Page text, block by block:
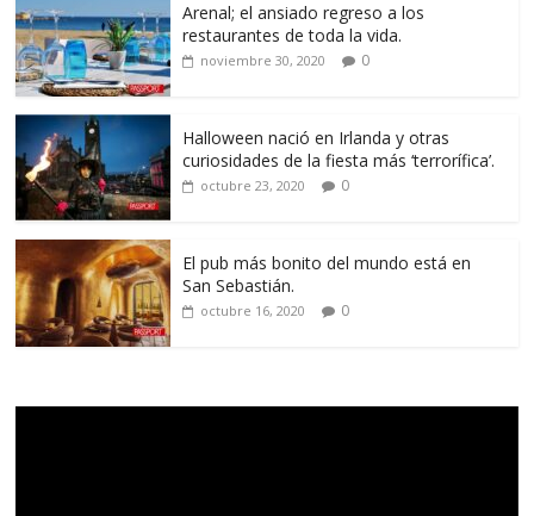
Arenal; el ansiado regreso a los
restaurantes de toda la vida.
noviembre 30, 2020 0
Halloween nació en Irlanda y otras
curiosidades de la fiesta más ‘terrorífica’.
octubre 23, 2020 0
El pub más bonito del mundo está en
San Sebastián.
octubre 16, 2020 0